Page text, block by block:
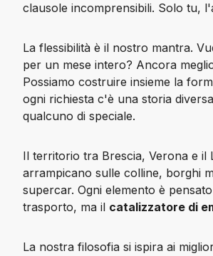
clausole incomprensibili. Solo tu,
La flessibilità è il nostro mantra.
per un mese intero? Ancora
Possiamo costruire insieme la
ogni richiesta c'è una storia
qualcuno di speciale.
Il territorio tra Brescia, Verona e il
arrampicano sulle colline, borghi
supercar. Ogni elemento è
trasporto, ma il catalizzatore di
La nostra filosofia si ispira ai